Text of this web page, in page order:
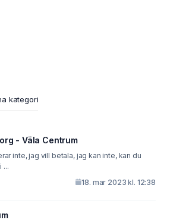
kategori
- Väla Centrum
inte, jag vill betala, jag kan inte, kan du
...
18. mar 2023 kl. 12:38